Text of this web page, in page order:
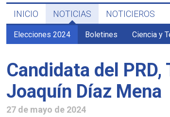
INICIO NOTICIAS NOTICIEROS
Elecciones 2024 Boletines Ciencia y
Candidata del
Joaquín Díaz Mena
27 de mayo de 2024